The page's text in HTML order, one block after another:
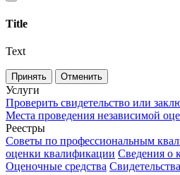
Title
Text
Принять Отменить
Услуги
Проверить свидетельство или
Места проведения независимой
Реестры
Советы по профессиональным
оценки квалификации Сведения о
Оценочные средства